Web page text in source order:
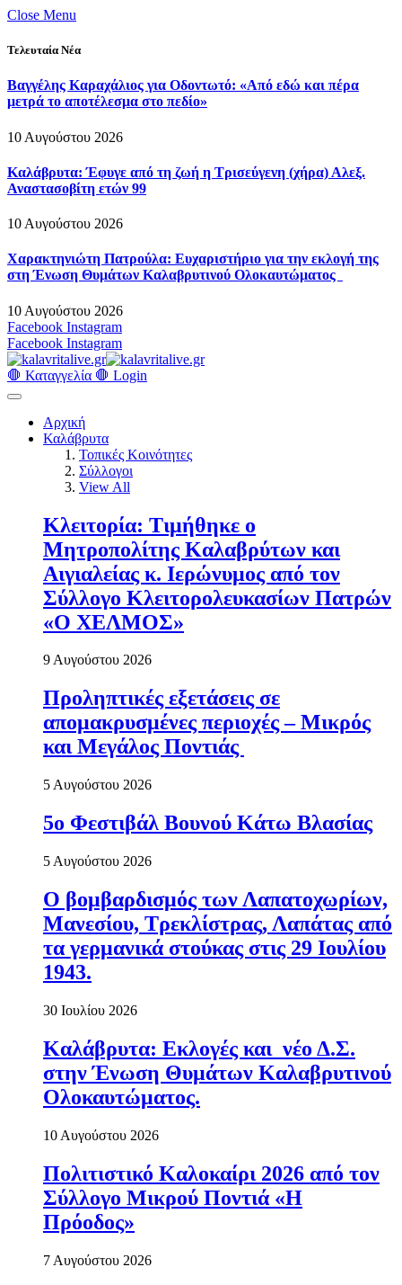
Close Menu
Τελευταία Νέα
Βαγγέλης Καραχάλιος για Οδοντωτό: «Από εδώ και πέρα
μετρά το αποτέλεσμα στο πεδίο»
10 Αυγούστου 2026
Καλάβρυτα: Έφυγε από τη ζωή η Τρισεύγενη (χήρα) Αλεξ.
Αναστασοβίτη ετών 99
10 Αυγούστου 2026
Χαρακτηνιώτη Πατρούλα: Ευχαριστήριο για την εκλογή της
στη Ένωση Θυμάτων Καλαβρυτινού Ολοκαυτώματος
10 Αυγούστου 2026
Facebook Instagram
Facebook Instagram
🛑 Καταγγελία 🛑 Login
Αρχική
Καλάβρυτα
Τοπικές Κοινότητες
Σύλλογοι
View All
Κλειτορία: Τιμήθηκε ο
Μητροπολίτης Καλαβρύτων και
Αιγιαλείας κ. Ιερώνυμος από τον
Σύλλογο Κλειτορολευκασίων Πατρών
«Ο ΧΕΛΜΟΣ»
9 Αυγούστου 2026
Προληπτικές εξετάσεις σε
απομακρυσμένες περιοχές – Μικρός
και Μεγάλος Ποντιάς
5 Αυγούστου 2026
5ο Φεστιβάλ Βουνού Κάτω Βλασίας
5 Αυγούστου 2026
Ο βομβαρδισμός των Λαπατοχωρίων,
Μανεσίου, Τρεκλίστρας, Λαπάτας από
τα γερμανικά στούκας στις 29 Ιουλίου
1943.
30 Ιουλίου 2026
Καλάβρυτα: Εκλογές και νέο Δ.Σ.
στην Ένωση Θυμάτων Καλαβρυτινού
Ολοκαυτώματος.
10 Αυγούστου 2026
Πολιτιστικό Καλοκαίρι 2026 από τον
Σύλλογο Μικρού Ποντιά «Η
Πρόοδος»
7 Αυγούστου 2026